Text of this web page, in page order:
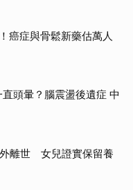
癌症與骨鬆新藥估萬人
頭暈？腦震盪後遺症 中
離世 女兒證實保留養